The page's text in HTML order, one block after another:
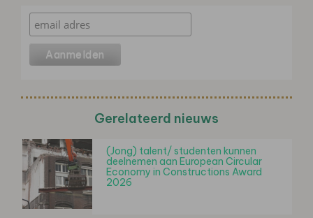
Gerelateerd nieuws
(Jong) talent/ studenten kunnen
deelnemen aan European Circular
Economy in Constructions Award
2026